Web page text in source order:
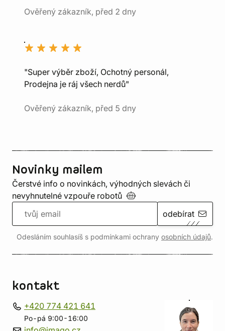
Ověřený zákazník, před 2 dny
"Super výběr zboží, Ochotný personál,
Prodejna je ráj všech nerdů"
Ověřený zákazník, před 5 dny
Novinky mailem
Čerstvé info o novinkách, výhodných slevách či
nevyhnutelné vzpouře robotů
odebírat
Odesláním souhlasíš s podmínkami ochrany osobních údajů.
kontakt
+420 774 421 641
Po-pá 9:00-16:00